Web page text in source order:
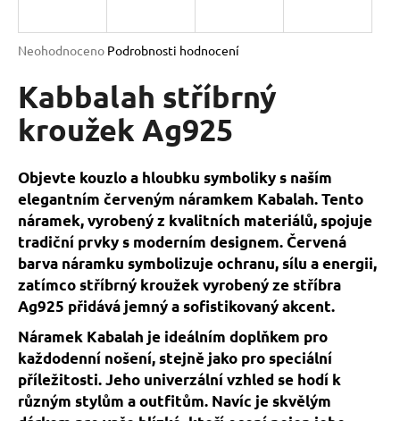
Průměrné
produktu
je
0,0
hvězdiček.
Neohodnoceno Podrobnosti hodnocení
Kabbalah stříbrný
kroužek Ag925
Objevte kouzlo a hloubku symboliky s naším
elegantním červeným náramkem Kabalah. Tento
náramek, vyrobený z kvalitních materiálů, spojuje
tradiční prvky s moderním designem. Červená
barva náramku symbolizuje ochranu, sílu a energii,
zatímco stříbrný kroužek vyrobený ze stříbra
Ag925 přidává jemný a sofistikovaný akcent.
Náramek Kabalah je ideálním doplňkem pro
každodenní nošení, stejně jako pro speciální
příležitosti. Jeho univerzální vzhled se hodí k
různým stylům a outfitům. Navíc je skvělým
j
t
?
HLEDAT
D
o
o
r
u
č